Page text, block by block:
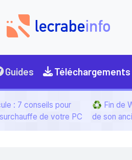
Guides Téléchargements
: 7 conseils pour
de votre PC
♻️ Fin de
de son